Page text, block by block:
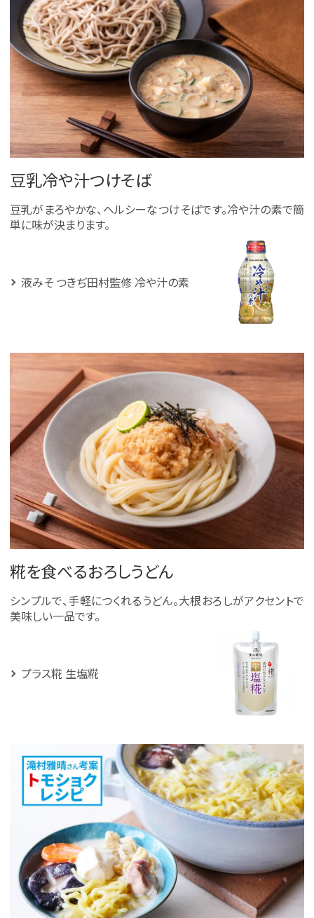
豆乳冷や汁つけそば
豆乳がまろやかな、ヘルシーなつけそばです。冷や汁の素で簡
単に味が決まります。
液みそ つきぢ田村監修 冷や汁の素
糀を食べるおろしうどん
シンプルで、手軽につくれるうどん。大根おろしがアクセントで
美味しい一品です。
プラス糀 生塩糀